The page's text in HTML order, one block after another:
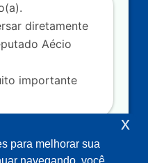
diretamente
Aécio
importante
WhatsApp, você
exclusivamente
para melhorar sua
x